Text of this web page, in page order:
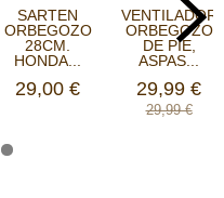
SARTEN
ORBEGOZO
28CM.
HONDA...
29,00 €
VENTILADOR
ORBEGOZO
DE PIE,
ASPAS...
29,99 €
29,99 €